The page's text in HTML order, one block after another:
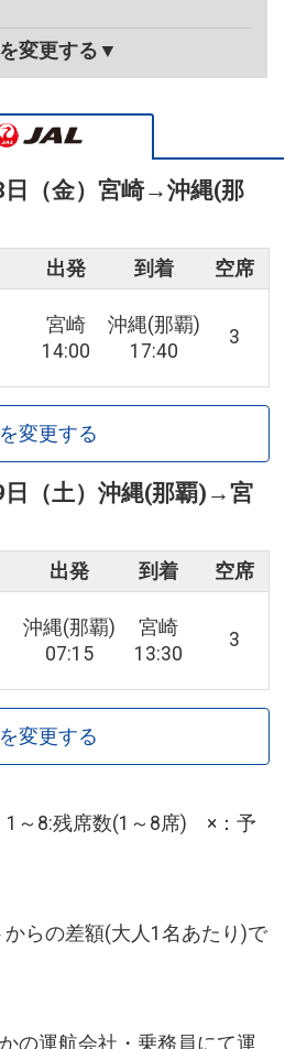
変更する▼
（金） 宮崎→沖縄(那
出発 到着 空席
宮崎
14:00
沖縄(那覇)
17:40
3
変更する
（土） 沖縄(那覇) →宮
出発 到着 空席
沖縄(那覇)
07:15
宮崎
13:30
3
変更する
～8:残席数(1～8席) ×：予
らの差額(大人1名あたり)で
の運航会社・乗務員にて運